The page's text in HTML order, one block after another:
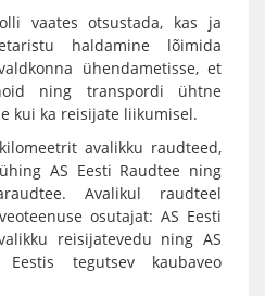
vaates otsustada, kas ja
haldamine lõimida
ühendametisse, et
ning transpordi ühtne
kui ka reisijate liikumisel.
avalikku raudteed,
AS Eesti Raudtee ning
Avalikul raudteel
osutajat: AS Eesti
reisijatevedu ning AS
tegutsev kaubaveo